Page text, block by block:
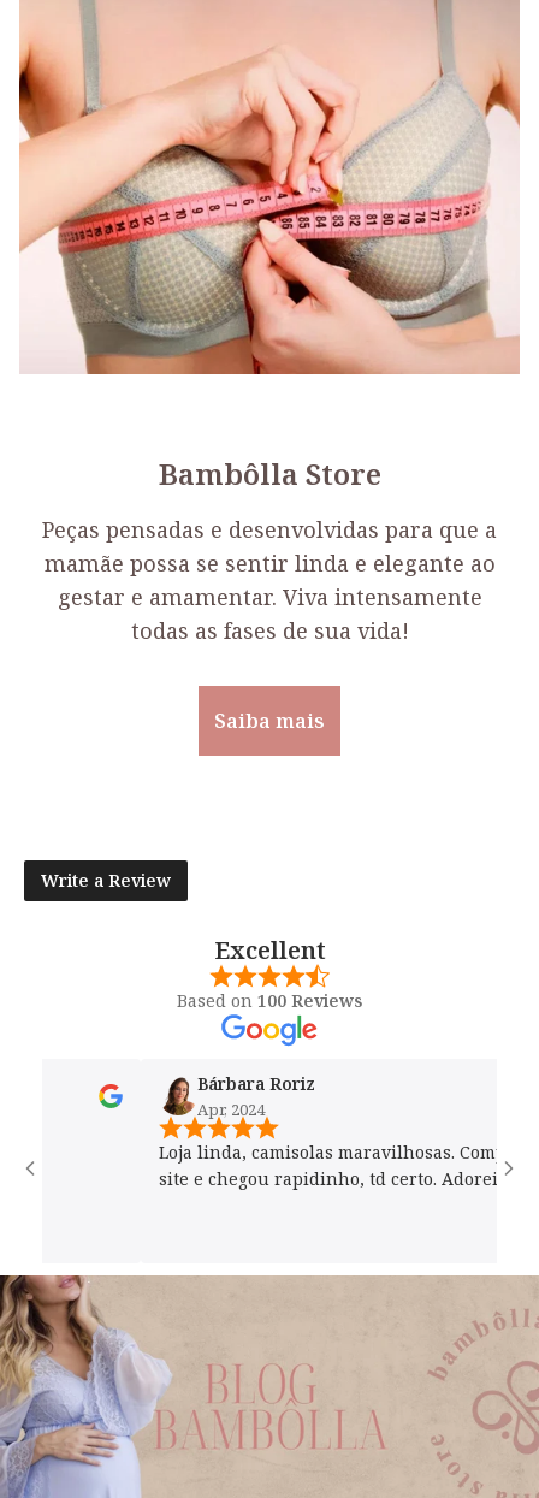
Bambôlla Store
Peças pensadas e desenvolvidas para que a
mamãe possa se sentir linda e elegante ao
gestar e amamentar. Viva intensamente
todas as fases de sua vida!
Saiba mais
Write a Review
Excellent
Based on 100 Reviews
Bárbara Roriz
Apr, 2024
Loja linda, camisolas maravilhosas. Comprei pelo
site e chegou rapidinho, td certo. Adorei!